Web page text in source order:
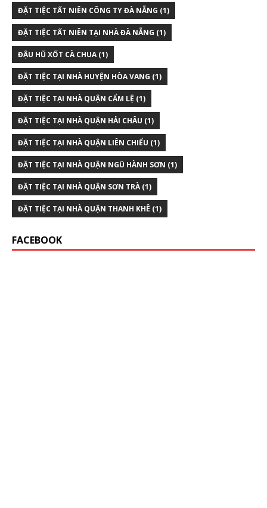
ĐẶT TIỆC TẤT NIÊN CÔNG TY ĐÀ NẴNG (1)
ĐẶT TIỆC TẤT NIÊN TẠI NHÀ ĐÀ NẴNG (1)
ĐẬU HŨ XỐT CÀ CHUA(1)
ĐẶT TIỆC TẠI NHÀ HUYỆN HÒA VANG (1)
ĐẶT TIỆC TẠI NHÀ QUẬN CẨM LỆ (1)
ĐẶT TIỆC TẠI NHÀ QUẬN HẢI CHÂU (1)
ĐẶT TIỆC TẠI NHÀ QUẬN LIÊN CHIỂU (1)
ĐẶT TIỆC TẠI NHÀ QUẬN NGŨ HÀNH SƠN (1)
ĐẶT TIỆC TẠI NHÀ QUẬN SƠN TRÀ(1)
ĐẶT TIỆC TẠI NHÀ QUẬN THANH KHÊ (1)
FACEBOOK